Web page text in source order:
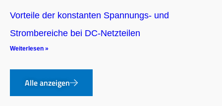
Vorteile der konstanten Spannungs- und
Strombereiche bei DC-Netzteilen
Weiterlesen »
Alle anzeigen